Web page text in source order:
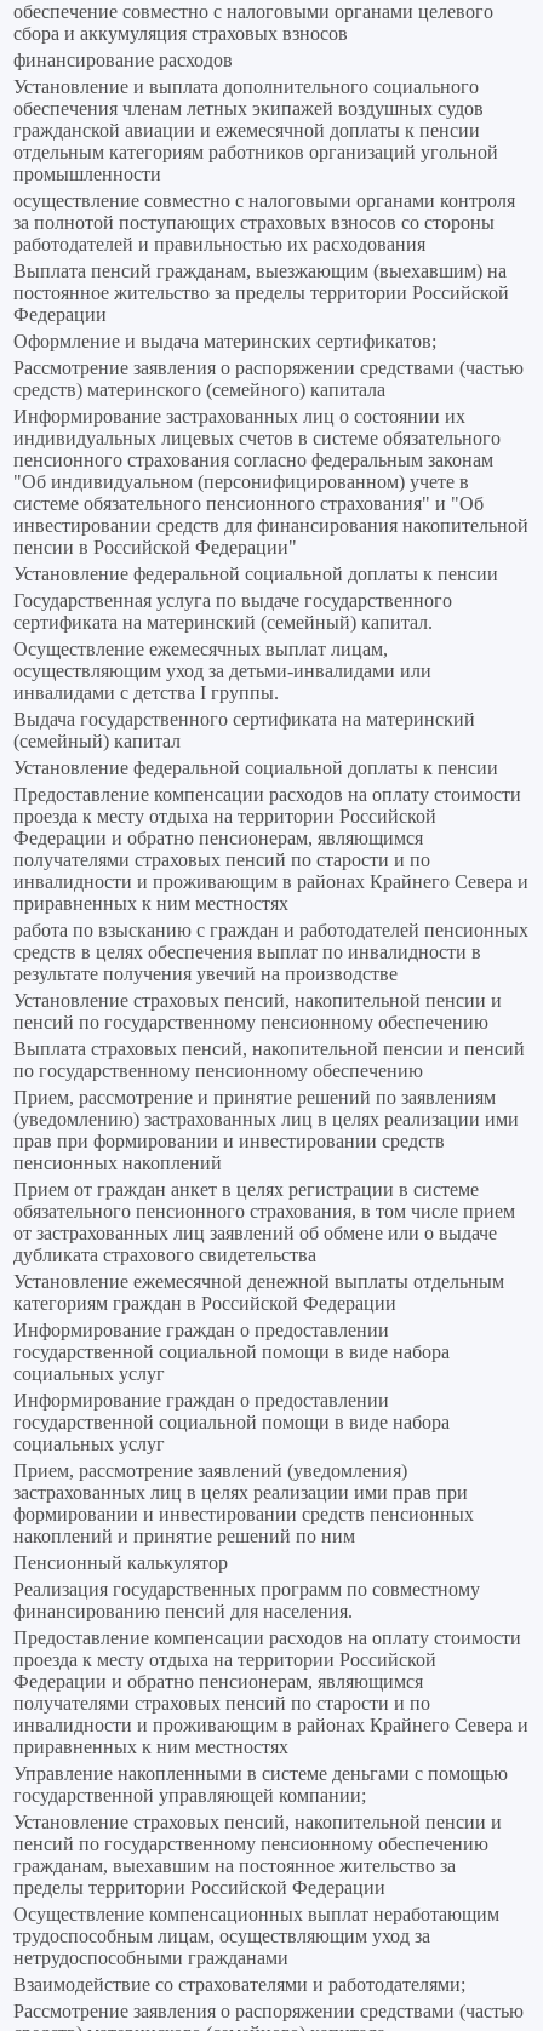
обеспечение совместно с налоговыми органами целевого
сбора и аккумуляция страховых взносов
финансирование расходов
Установление и выплата дополнительного социального
обеспечения членам летных экипажей воздушных судов
гражданской авиации и ежемесячной доплаты к пенсии
отдельным категориям работников организаций угольной
промышленности
осуществление совместно с налоговыми органами контроля
за полнотой поступающих страховых взносов со стороны
работодателей и правильностью их расходования
Выплата пенсий гражданам, выезжающим (выехавшим) на
постоянное жительство за пределы территории Российской
Федерации
Оформление и выдача материнских сертификатов;
Рассмотрение заявления о распоряжении средствами (частью
средств) материнского (семейного) капитала
Информирование застрахованных лиц о состоянии их
индивидуальных лицевых счетов в системе обязательного
пенсионного страхования согласно федеральным законам
"Об индивидуальном (персонифицированном) учете в
системе обязательного пенсионного страхования" и "Об
инвестировании средств для финансирования накопительной
пенсии в Российской Федерации"
Установление федеральной социальной доплаты к пенсии
Государственная услуга по выдаче государственного
сертификата на материнский (семейный) капитал.
Осуществление ежемесячных выплат лицам,
осуществляющим уход за детьми-инвалидами или
инвалидами с детства I группы.
Выдача государственного сертификата на материнский
(семейный) капитал
Установление федеральной социальной доплаты к пенсии
Предоставление компенсации расходов на оплату стоимости
проезда к месту отдыха на территории Российской
Федерации и обратно пенсионерам, являющимся
получателями страховых пенсий по старости и по
инвалидности и проживающим в районах Крайнего Севера и
приравненных к ним местностях
работа по взысканию с граждан и работодателей пенсионных
средств в целях обеспечения выплат по инвалидности в
результате получения увечий на производстве
Установление страховых пенсий, накопительной пенсии и
пенсий по государственному пенсионному обеспечению
Выплата страховых пенсий, накопительной пенсии и пенсий
по государственному пенсионному обеспечению
Прием, рассмотрение и принятие решений по заявлениям
(уведомлению) застрахованных лиц в целях реализации ими
прав при формировании и инвестировании средств
пенсионных накоплений
Прием от граждан анкет в целях регистрации в системе
обязательного пенсионного страхования, в том числе прием
от застрахованных лиц заявлений об обмене или о выдаче
дубликата страхового свидетельства
Установление ежемесячной денежной выплаты отдельным
категориям граждан в Российской Федерации
Информирование граждан о предоставлении
государственной социальной помощи в виде набора
социальных услуг
Информирование граждан о предоставлении
государственной социальной помощи в виде набора
социальных услуг
Прием, рассмотрение заявлений (уведомления)
застрахованных лиц в целях реализации ими прав при
формировании и инвестировании средств пенсионных
накоплений и принятие решений по ним
Пенсионный калькулятор
Реализация государственных программ по совместному
финансированию пенсий для населения.
Предоставление компенсации расходов на оплату стоимости
проезда к месту отдыха на территории Российской
Федерации и обратно пенсионерам, являющимся
получателями страховых пенсий по старости и по
инвалидности и проживающим в районах Крайнего Севера и
приравненных к ним местностях
Управление накопленными в системе деньгами с помощью
государственной управляющей компании;
Установление страховых пенсий, накопительной пенсии и
пенсий по государственному пенсионному обеспечению
гражданам, выехавшим на постоянное жительство за
пределы территории Российской Федерации
Осуществление компенсационных выплат неработающим
трудоспособным лицам, осуществляющим уход за
нетрудоспособными гражданами
Взаимодействие со страхователями и работодателями;
Рассмотрение заявления о распоряжении средствами (частью